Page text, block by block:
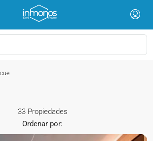
33 Propiedades
Ordenar por: